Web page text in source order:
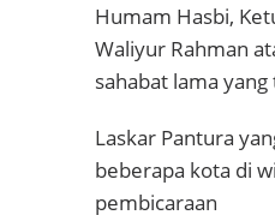
Humam Hasbi,
Waliyur Rahman
sahabat lama
Laskar Pantura
beberapa kota di
pembicaraan